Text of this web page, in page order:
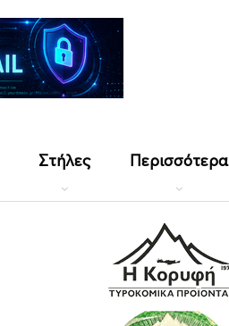
Στήλες Περισσότερα